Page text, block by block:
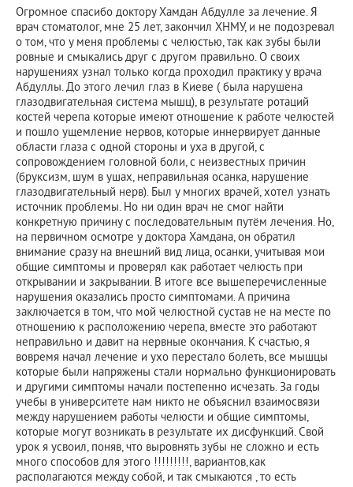
Огромное спасибо доктору Хамдан Абдулле за лечение. Я
врач стоматолог, мне 25 лет, закончил ХНМУ, и не подозревал
о том, что у меня проблемы с челюстью, так как зубы были
ровные и смыкались друг с другом правильно. О своих
нарушениях узнал только когда проходил практику у врача
Абдуллы. До этого лечил глаз в Киеве ( была нарушена
глазодвигательная система мышц), в результате ротаций
костей черепа которые имеют отношение к работе челюстей
и пошло ущемление нервов, которые иннервирует данные
области глаза с одной стороны и уха в другой, с
сопровождением головной боли, с неизвестных причин
(бруксизм, шум в ушах, неправильная осанка, нарушение
глазодвигательный нерв). Был у многих врачей, хотел узнать
источник проблемы. Но ни один врач не смог найти
конкретную причину с последовательным путём лечения. Но,
на первичном осмотре у доктора Хамдана, он обратил
внимание сразу на внешний вид лица, осанки, учитывая мои
общие симптомы и проверял как работает челюсть при
открывании и закрывании. В итоге все вышеперечисленные
нарушения оказались просто симптомами. А причина
заключается в том, что мой челюстной сустав не на месте по
отношению к расположению черепа, вместе это работают
неправильно и давит на нервные окончания. К счастью, я
вовремя начал лечение и ухо перестало болеть, все мышцы
которые были напряжены стали нормально функционировать
и другими симптомы начали постепенно исчезать. За годы
учебы в университете нам никто не объяснил взаимосвязи
между нарушением работы челюсти и общие симптомы,
которые могут возникать в результате их дисфункций. Свой
урок я усвоил, поняв, что выровнять зубы не сложно и есть
много способов для этого !!!!!!!!!, вариантов,как
располагаются между собой, и так смыкаются , то есть